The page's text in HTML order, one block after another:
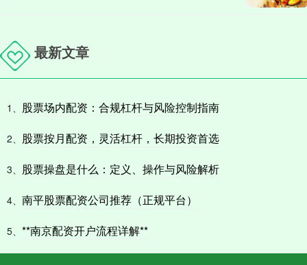
最新文章
1、 股票场内配资：合规杠杆与风险控制指南
2、 股票按月配资，灵活杠杆，长期投资首选
3、 股票操盘是什么：定义、操作与风险解析
4、 南平股票配资公司推荐（正规平台）
5、 **南京配资开户流程详解**